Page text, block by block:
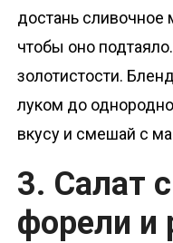
достань сливочное
чтобы оно
золотистости.
луком до
вкусу и смешай с
3. Салат
форели и